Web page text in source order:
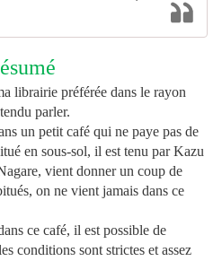
librairie préférée dans le rayon
parler.
un petit café qui ne paye pas de
en sous-sol, il est tenu par Kazu
vient donner un coup de
on ne vient jamais dans ce
ce café, il est possible de
conditions sont strictes et assez